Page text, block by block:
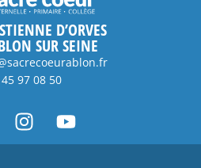
D’ORVES
SUR SEINE
97 08 50